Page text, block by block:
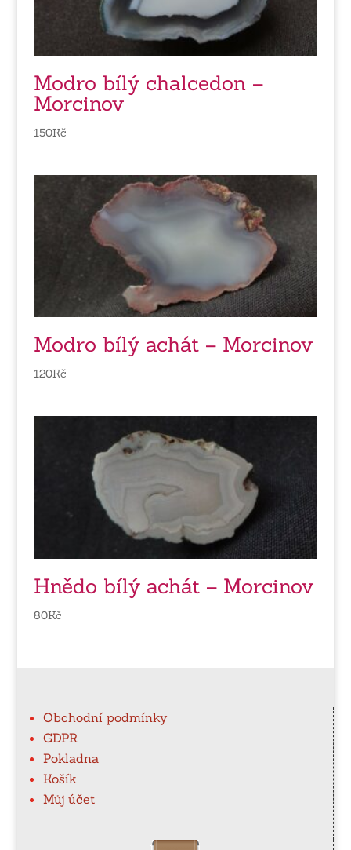
Modro bílý chalcedon –
Morcinov
150Kč
Modro bílý achát – Morcinov
120Kč
Hnědo bílý achát – Morcinov
80Kč
Obchodní podmínky
GDPR
Pokladna
Košík
Můj účet